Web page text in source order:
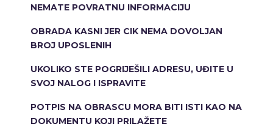
NEMATE POVRATNU INFORMACIJU
OBRADA KASNI JER CIK NEMA DOVOLJAN
BROJ UPOSLENIH
UKOLIKO STE POGRIJEŠILI ADRESU, UĐITE U
SVOJ NALOG I ISPRAVITE
POTPIS NA OBRASCU MORA BITI ISTI KAO NA
DOKUMENTU KOJI PRILAŽETE